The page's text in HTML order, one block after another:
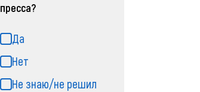
пресса?
Да
Нет
Не знаю/не решил